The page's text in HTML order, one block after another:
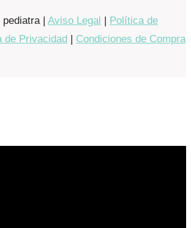
| Aviso Legal
Política de
de Privacidad Condiciones de Compra